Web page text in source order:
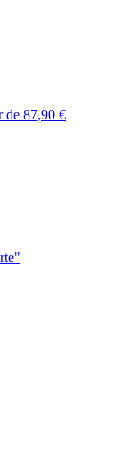
de 87,90 €